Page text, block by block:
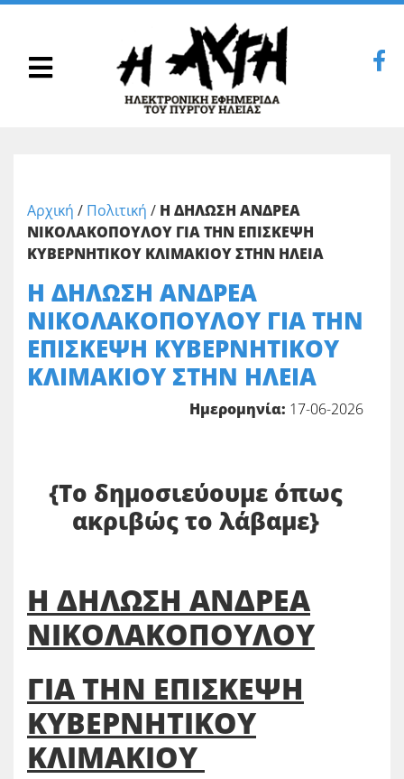
Αρχική / Πολιτική / Η ΔΗΛΩΣΗ ΑΝΔΡΕΑ
ΝΙΚΟΛΑΚΟΠΟΥΛΟΥ ΓΙΑ ΤΗΝ ΕΠΙΣΚΕΨΗ
ΚΥΒΕΡΝΗΤΙΚΟΥ ΚΛΙΜΑΚΙΟΥ ΣΤΗΝ ΗΛΕΙΑ
Η ΔΗΛΩΣΗ ΑΝΔΡΕΑ
ΝΙΚΟΛΑΚΟΠΟΥΛΟΥ ΓΙΑ ΤΗΝ
ΕΠΙΣΚΕΨΗ ΚΥΒΕΡΝΗΤΙΚΟΥ
ΚΛΙΜΑΚΙΟΥ ΣΤΗΝ ΗΛΕΙΑ
Ημερομηνία: 17-06-2026
{Το δημοσιεύουμε όπως
ακριβώς το λάβαμε}
Η ΔΗΛΩΣΗ ΑΝΔΡΕΑ
ΝΙΚΟΛΑΚΟΠΟΥΛΟΥ
ΓΙΑ ΤΗΝ ΕΠΙΣΚΕΨΗ
ΚΥΒΕΡΝΗΤΙΚΟΥ
ΚΛΙΜΑΚΙΟΥ